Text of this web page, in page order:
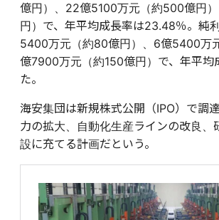
億円）、22億5100万元（約500億円
円）で、年平均成長率は23.48％。純
5400万元（約80億円）、6億5400万
億7900万元（約150億円）で、年平
た。
海安集団は新規株式公開（IPO）で調
力の拡大、自動化生産ラインの改良、
設に充てる計画だという。